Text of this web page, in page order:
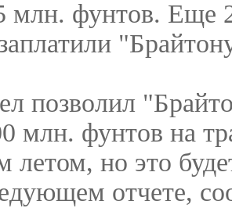
млн. фунтов. Еще
позволил
млн. фунтов на
но это
отчете,